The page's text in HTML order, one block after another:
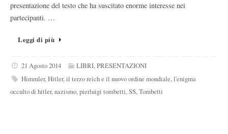
presentazione del testo che ha suscitato enorme interesse nei
partecipanti. …
Leggi di più
21 Agosto 2014 LIBRI,PRESENTAZIONI
Himmler,Hitler,il terzo reich e il nuovo ordine mondiale,l'enigma
occulto di hitler,nazismo,pierluigi tombetti,SS,Tombetti